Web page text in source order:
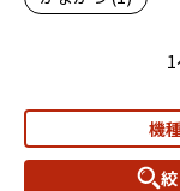
機